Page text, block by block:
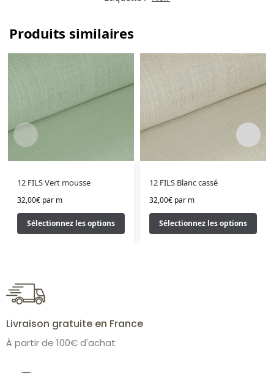
Produits similaires
12 FILS Vert mousse
32,00€par m
Sélectionnez les options
12 FILS Blanc cassé
32,00€ par m
Sélectionnez les options
Livraison gratuite en France
À partir de 100€ d'achat